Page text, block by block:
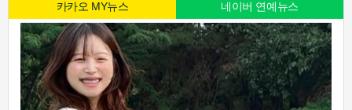
카카오 MY뉴스 네이버 연예뉴스